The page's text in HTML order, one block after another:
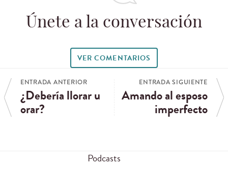
Únete a la conversación
VER COMENTARIOS
ENTRADA ANTERIOR
¿Debería llorar u
orar?
ENTRADA SIGUIENTE
Amando al esposo
imperfecto
Podcasts